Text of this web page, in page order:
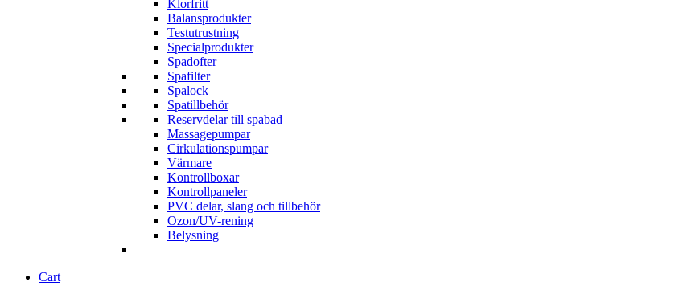
Klorfritt
Balansprodukter
Testutrustning
Specialprodukter
Spadofter
Spafilter
Spalock
Spatillbehör
Reservdelar till spabad
Massagepumpar
Cirkulationspumpar
Värmare
Kontrollboxar
Kontrollpaneler
PVC delar, slang och tillbehör
Ozon/UV-rening
Belysning
Cart